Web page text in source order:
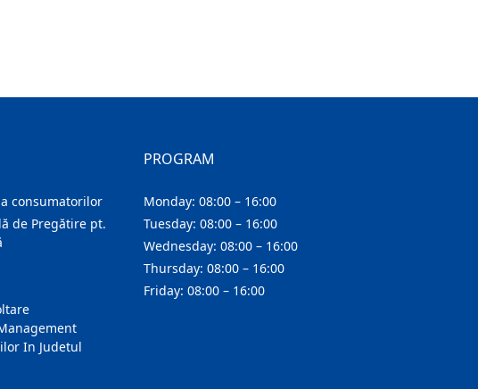
consumatorilor
de Pregătire pt.
In Judetul
PROGRAM
Monday: 08:00 – 16:00
Tuesday: 08:00 – 16:00
Wednesday: 08:00 – 16:00
Thursday: 08:00 – 16:00
Friday: 08:00 – 16:00